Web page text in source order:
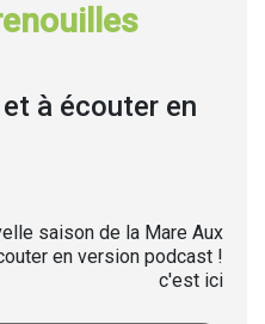
à écouter en
saison de la Mare Aux
en version podcast !
c'est ici